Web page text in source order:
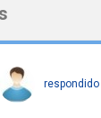
respondido